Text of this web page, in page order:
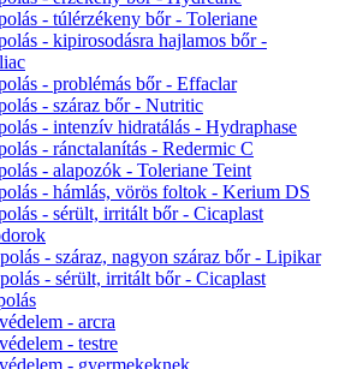
- túlérzékeny bőr - Toleriane
- kipirosodásra hajlamos bőr -
- problémás bőr - Effaclar
- száraz bőr - Nutritic
- intenzív hidratálás - Hydraphase
- ránctalanítás - Redermic C
- alapozók - Toleriane Teint
- hámlás, vörös foltok - Kerium DS
- sérült, irritált bőr - Cicaplast
- száraz, nagyon száraz bőr - Lipikar
- sérült, irritált bőr - Cicaplast
- arcra
- testre
- gyermekeknek